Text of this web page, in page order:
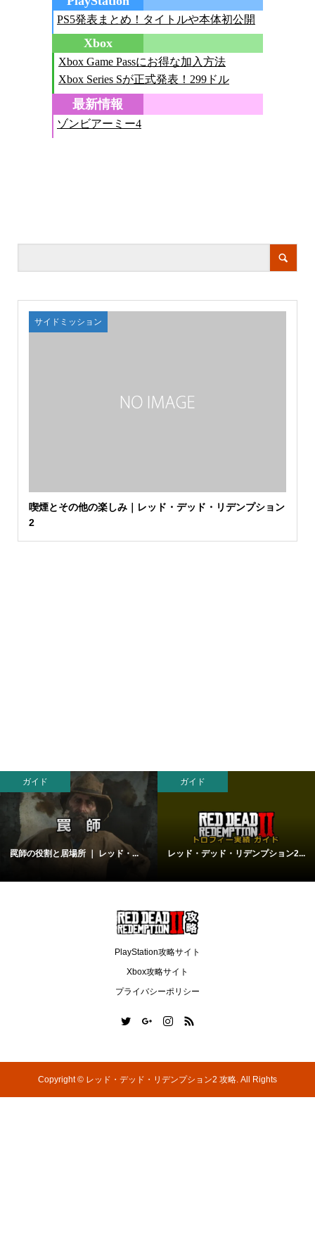
サイドミッション
喫煙とその他の楽しみ｜レッド・デッド・リデンプション
2
ガイド
罠師の役割と居場所 ｜ レッド・...
ガイド
レッド・デッド・リデンプション2...
PlayStation攻略サイト
Xbox攻略サイト
プライバシーポリシー
Copyright © レッド・デッド・リデンプション2 攻略. All Rights